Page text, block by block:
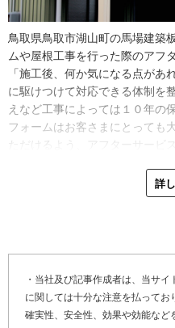
しくありません」
さらに、雨漏り防止のため排水
場建築板金が得意とする所です。
「雨漏りさせないためには、排
必要があります。例えばカバー
材のコーキング（※１）で単純
出るような施工を行っています
また、雪の多い鳥取県では屋根
割を果たします。「雪をそのま
※１ コーキング…建物の気密性
める目地材。
鳥取県鳥取市湖山町の馬場建築
ムや屋根工事を行った際のアフ
「施工後、何か気になる点があ
に駆けつけて対応できる体制を
えなど工事によっては１０年の
フォームはお客さまにとっても
ただけるよう、アフターサービ
最後に「かべいろは」をご覧に
お困りのお客さま、そして外壁
成度の高さに満足していただき
しません。お客さまの大切な住
足をお届けしたい。馬場建築板
けるような、丁寧な工事をこれ
詳
・当社及び記事作成者は、当サ
に関しては十分な注意を払って
確実性、安全性、効果や効能など